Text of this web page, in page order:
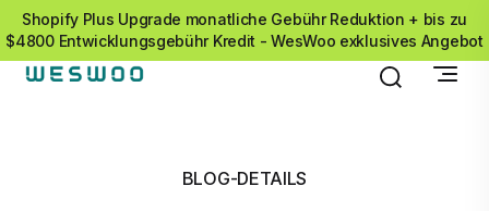
Shopify Plus Upgrade monatliche Gebühr Reduktion + bis zu
$4800 Entwicklungsgebühr Kredit - WesWoo exklusives Angebot
BLOG-DETAILS